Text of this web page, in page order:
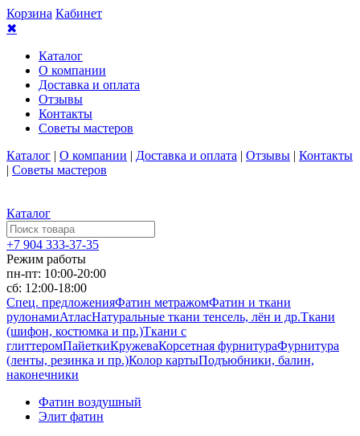
Корзина Кабинет
✖
Каталог
О компании
Доставка и оплата
Отзывы
Контакты
Советы мастеров
Каталог | О компании | Доставка и оплата | Отзывы | Контакты
| Советы мастеров
Каталог
+7 904 333-37-35
Режим работы
пн-пт: 10:00-20:00
сб: 12:00-18:00
Спец. предложенияФатин метражомФатин и ткани
рулонамиАтласНатуральные ткани тенсель, лён и др.Ткани
(шифон, костюмка и пр.)Ткани с
глиттеромПайеткиКружеваКорсетная фурнитураФурнитура
(ленты, резинка и пр.)Колор картыПодъюбники, балин,
наконечники
Фатин воздушный
Элит фатин